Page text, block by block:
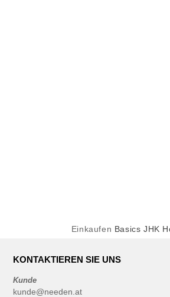
Einkaufen Basics JHK
KONTAKTIEREN SIE UNS
Kunde
kunde@needen.at